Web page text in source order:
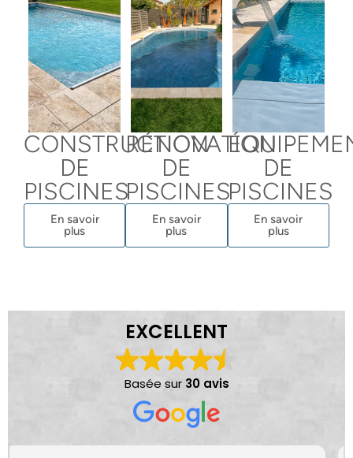
CONSTRUCTION
DE
PISCINES
En savoir
plus
RÉNOVATION
DE
PISCINES
En savoir
plus
DE
PISCINES
En savoir
plus
EXCELLENT
Basée sur 30 avis